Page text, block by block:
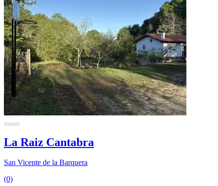
La Raiz Cantabra
San Vicente de la Barquera
(0)